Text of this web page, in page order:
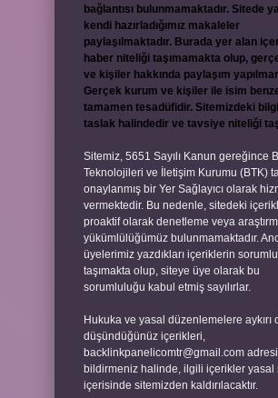
bağlantısı bulunmamaktadır. Sitede
kendi hazırladığımız makaleler
paylaşılmaktadır. Burada yer alan
haber niteliği taşımamakta olup,
ve kişiler hakkında paylaşım
Gerçek kurum ve kişiler ile isim
tamamen tesadüfidir. Sitemizdeki
taslak halindedir ve tavsiye niteliği
Sitemiz, 5651 Sayılı Kanun gereğince
Teknolojileri ve İletişim Kurumu (BTK)
onaylanmış bir Yer Sağlayıcı olarak
vermektedir. Bu nedenle, sitedeki
proaktif olarak denetleme veya
yükümlülüğümüz bulunmamaktadır.
üyelerimiz yazdıkları içeriklerin
taşımakta olup, siteye üye olarak bu
sorumluluğu kabul etmiş sayılırlar.
Hukuka ve yasal düzenlemelere aykırı
düşündüğünüz içerikleri,
backlinkpanelicomtr@gmail.com
bildirmeniz halinde, ilgili içerikler yasal
içerisinde sitemizden kaldırılacaktır.